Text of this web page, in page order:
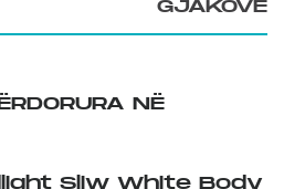
GJAKOVË
NË
Sliw White Body